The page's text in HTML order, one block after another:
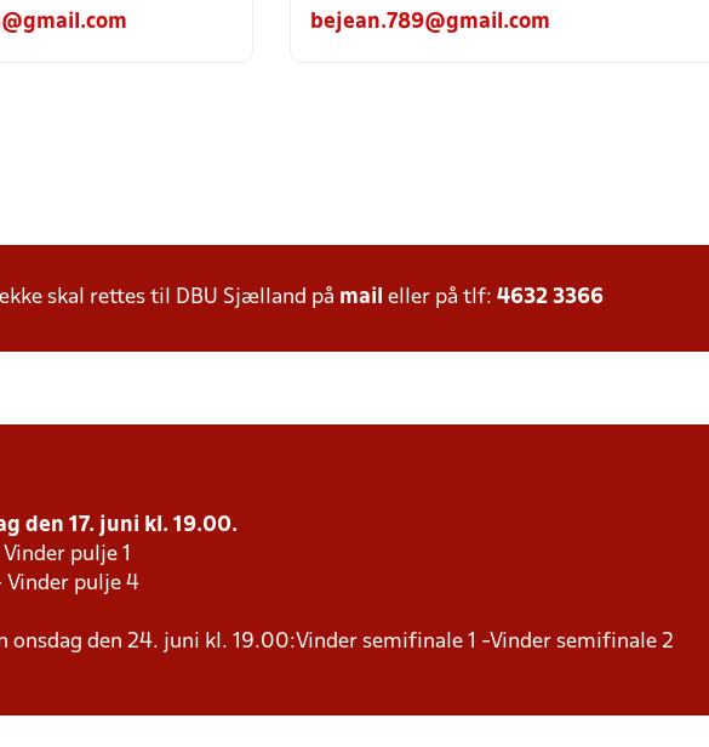
bejean.789@gmail.com
skal rettes til DBU Sjælland på mail eller på tlf: 4632 3366
den 17. juni kl. 19.00.
pulje 1
Vinder pulje 4
onsdag den 24. juni kl. 19.00:Vinder semifinale 1 -Vinder semifinale 2